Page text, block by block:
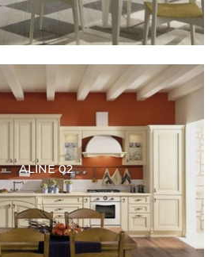
ALINE 02